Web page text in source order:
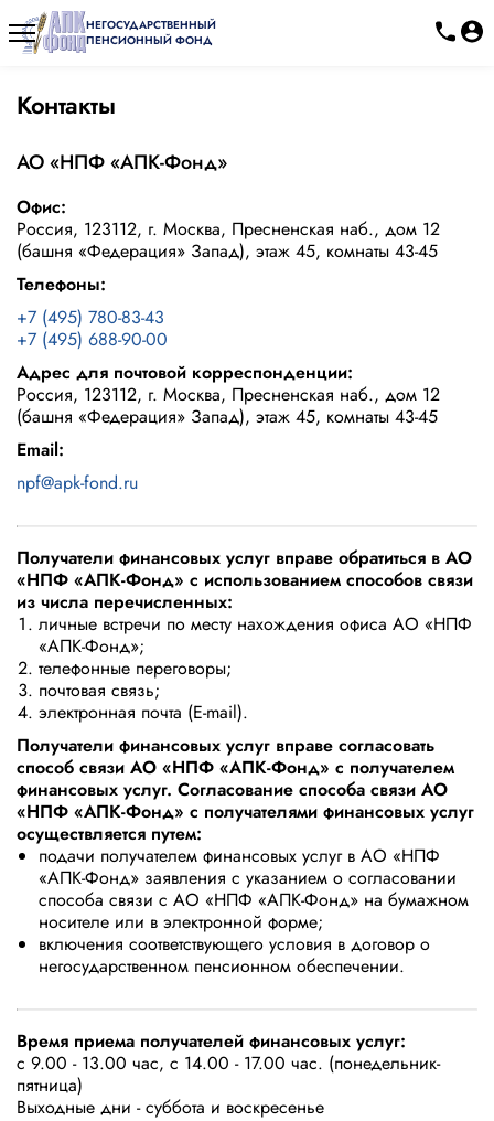
НЕГОСУДАРСТВЕННЫЙ
ПЕНСИОННЫЙ ФОНД
Контакты
АО «НПФ «АПК-Фонд»
Офис:
Россия, 123112, г. Москва, Пресненская наб., дом 12
(башня «Федерация» Запад), этаж 45, комнаты 43-45
Телефоны:
+7 (495) 780-83-43
+7 (495) 688-90-00
Адрес для почтовой корреспонденции:
Россия, 123112, г. Москва, Пресненская наб., дом 12
(башня «Федерация» Запад), этаж 45, комнаты 43-45
Email:
npf@apk-fond.ru
Получатели финансовых услуг вправе обратиться в АО
«НПФ «АПК-Фонд» с использованием способов связи
из числа перечисленных:
личные встречи по месту нахождения офиса АО «НПФ
«АПК-Фонд»;
телефонные переговоры;
почтовая связь;
электронная почта (E-mail).
Получатели финансовых услуг вправе согласовать
способ связи АО «НПФ «АПК-Фонд» с получателем
финансовых услуг. Согласование способа связи АО
«НПФ «АПК-Фонд» с получателями финансовых услуг
осуществляется путем:
подачи получателем финансовых услуг в АО «НПФ
«АПК-Фонд» заявления с указанием о согласовании
способа связи с АО «НПФ «АПК-Фонд» на бумажном
носителе или в электронной форме;
включения соответствующего условия в договор о
негосударственном пенсионном обеспечении.
Время приема получателей финансовых услуг:
с 9.00 - 13.00 час, с 14.00 - 17.00 час. (понедельник-
пятница)
Выходные дни - суббота и воскресенье